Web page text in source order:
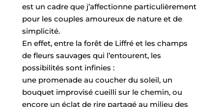
est un cadre que j’affectionne particulièrement
pour les couples amoureux de nature et de
simplicité.
En effet, entre la forêt de Liffré et les champs
de fleurs sauvages qui l’entourent, les
possibilités sont infinies :
une promenade au coucher du soleil, un
bouquet improvisé cueilli sur le chemin, ou
encore un éclat de rire partagé au milieu des